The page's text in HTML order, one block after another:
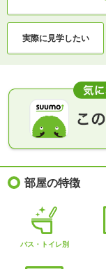
実際に見学したい
部屋の特徴
バス・トイレ別